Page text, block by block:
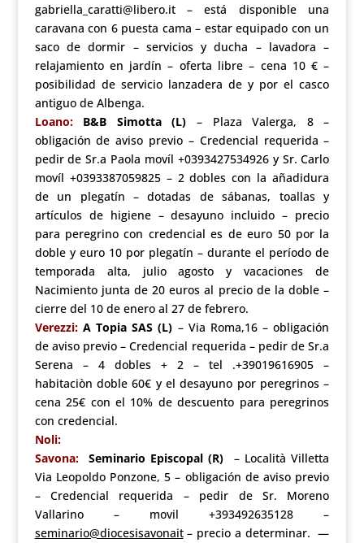
gabriella_caratti@libero.it – está disponible una
caravana con 6 puesta cama – estar equipado con un
saco de dormir – servicios y ducha – lavadora –
relajamiento en jardín – oferta libre – cena 10 € –
posibilidad de servicio lanzadera de y por el casco
antiguo de Albenga.
Loano:B&B Simotta (L) – Plaza Valerga, 8 –
obligación de aviso previo – Credencial requerida –
pedir de Sr.a Paola movíl +0393427534926 y Sr. Carlo
movíl +0393387059825 – 2 dobles con la añadidura
de un plegatín – dotadas de sábanas, toallas y
artículos de higiene – desayuno incluido – precio
para peregrino con credencial es de euro 50 por la
doble y euro 10 por plegatín – durante el período de
temporada alta, julio agosto y vacaciones de
Nacimiento junta de 20 euros al precio de la doble –
cierre del 10 de enero al 27 de febrero.
Verezzi: A Topia SAS (L) – Via Roma,16 – obligación
de aviso previo – Credencial requerida – pedir de Sr.a
Serena – 4 dobles + 2 – tel .+39019616905 –
habitaciòn doble 60€ y el desayuno por peregrinos –
cena 25€ con el 10% de descuento para peregrinos
con credencial.
Noli:
Savona:Seminario Episcopal (R)
– Località Villetta
Via Leopoldo Ponzone, 5 – obligación de aviso previo
– Credencial requerida – pedir de Sr. Moreno
Vallarino – movil +393492635128 –
seminario@diocesisavonait– precio a determinar. —